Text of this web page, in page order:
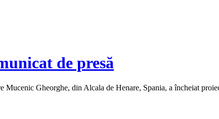
de presă
Gheorghe, din Alcala de Henare, Spania, a încheiat